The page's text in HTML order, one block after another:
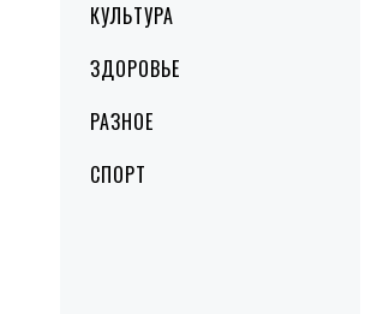
КУЛЬТУРА
ЗДОРОВЬЕ
РАЗНОЕ
СПОРТ